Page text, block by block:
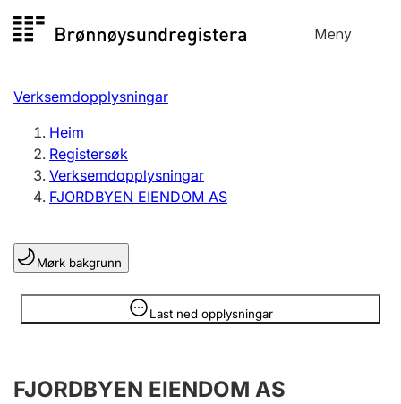
til
Meny
Registersøk
Aksjeselskap
Enkeltpersonføretak
Registrere, endre, slette
Lag og foreining
Registrere, endre, slette
Verksemdopplysningar
Heim
Registersøk
Verksemdopplysningar
FJORDBYEN EIENDOM AS
Mørk bakgrunn
Last ned opplysningar
Opplysninger er skjult
FJORDBYEN EIENDOM AS